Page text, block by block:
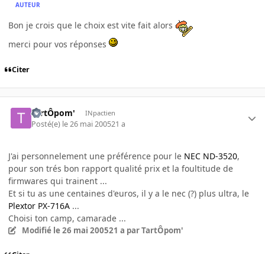
AUTEUR
Bon je crois que le choix est vite fait alors
merci pour vos réponses
Citer
TartÔpom' INpactien
Posté(e) le 26 mai 200521 a
J'ai personnelement une préférence pour le NEC ND-3520,
pour son trés bon rapport qualité prix et la foultitude de
firmwares qui trainent ...
Et si tu as une centaines d'euros, il y a le nec (?) plus ultra, le
Plextor PX-716A ...
Choisi ton camp, camarade ...
Modifié le 26 mai 200521 a par TartÔpom'